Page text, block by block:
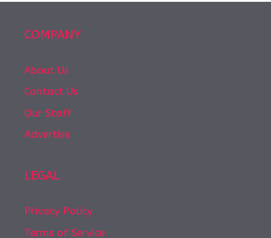
COMPANY
About Us
Contact Us
Our Staff
Advertise
LEGAL
Privacy Policy
Terms of Service